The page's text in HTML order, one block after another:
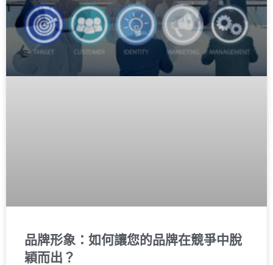
品牌形象：如何讓您的品牌在競爭中脫
穎而出？